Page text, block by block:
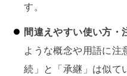
す。
間違えやすい使い方・
ような概念や用語に注
続」と「承継」は似て